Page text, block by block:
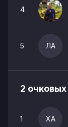
4
5 ЛА
2 очковых
1 ХА